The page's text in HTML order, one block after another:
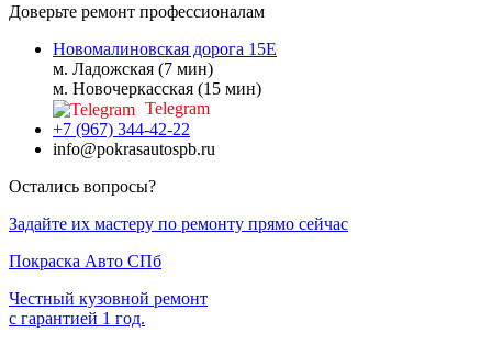
Доверьте ремонт профессионалам
Новомалиновская дорога 15Е
м. Ладожская (7 мин)
м. Новочеркасская (15 мин)
Telegram
+7 (967) 344-42-22
info@pokrasautospb.ru
Остались вопросы?
Задайте их мастеру по ремонту прямо сейчас
Покраска Авто СПб
Честный кузовной ремонт
с гарантией 1 год.